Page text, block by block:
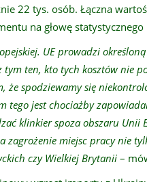
22 tys. osób. Łączna
na głowę statystycznego
UE prowadzi
ten, kto tych kosztów nie
że spodziewamy się
tego jest chociażby
klinkier spoza obszaru
miejsc pracy nie
czy Wielkiej Brytanii –